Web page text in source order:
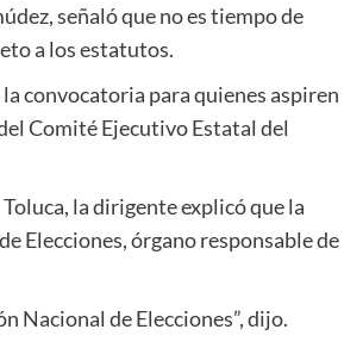
señaló que no es tiempo de
a los estatutos.
convocatoria para quienes aspiren
Comité Ejecutivo Estatal del
la dirigente explicó que la
Elecciones, órgano responsable de
Nacional de Elecciones”, dijo.